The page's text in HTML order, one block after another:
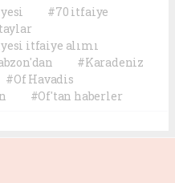
#70 itfaiye
itfaiye alımı
#Karadeniz
#Of Havadis
#Of'tan haberler